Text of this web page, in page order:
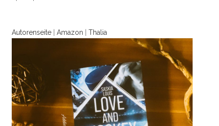
Autorenseite Amazon Thalia